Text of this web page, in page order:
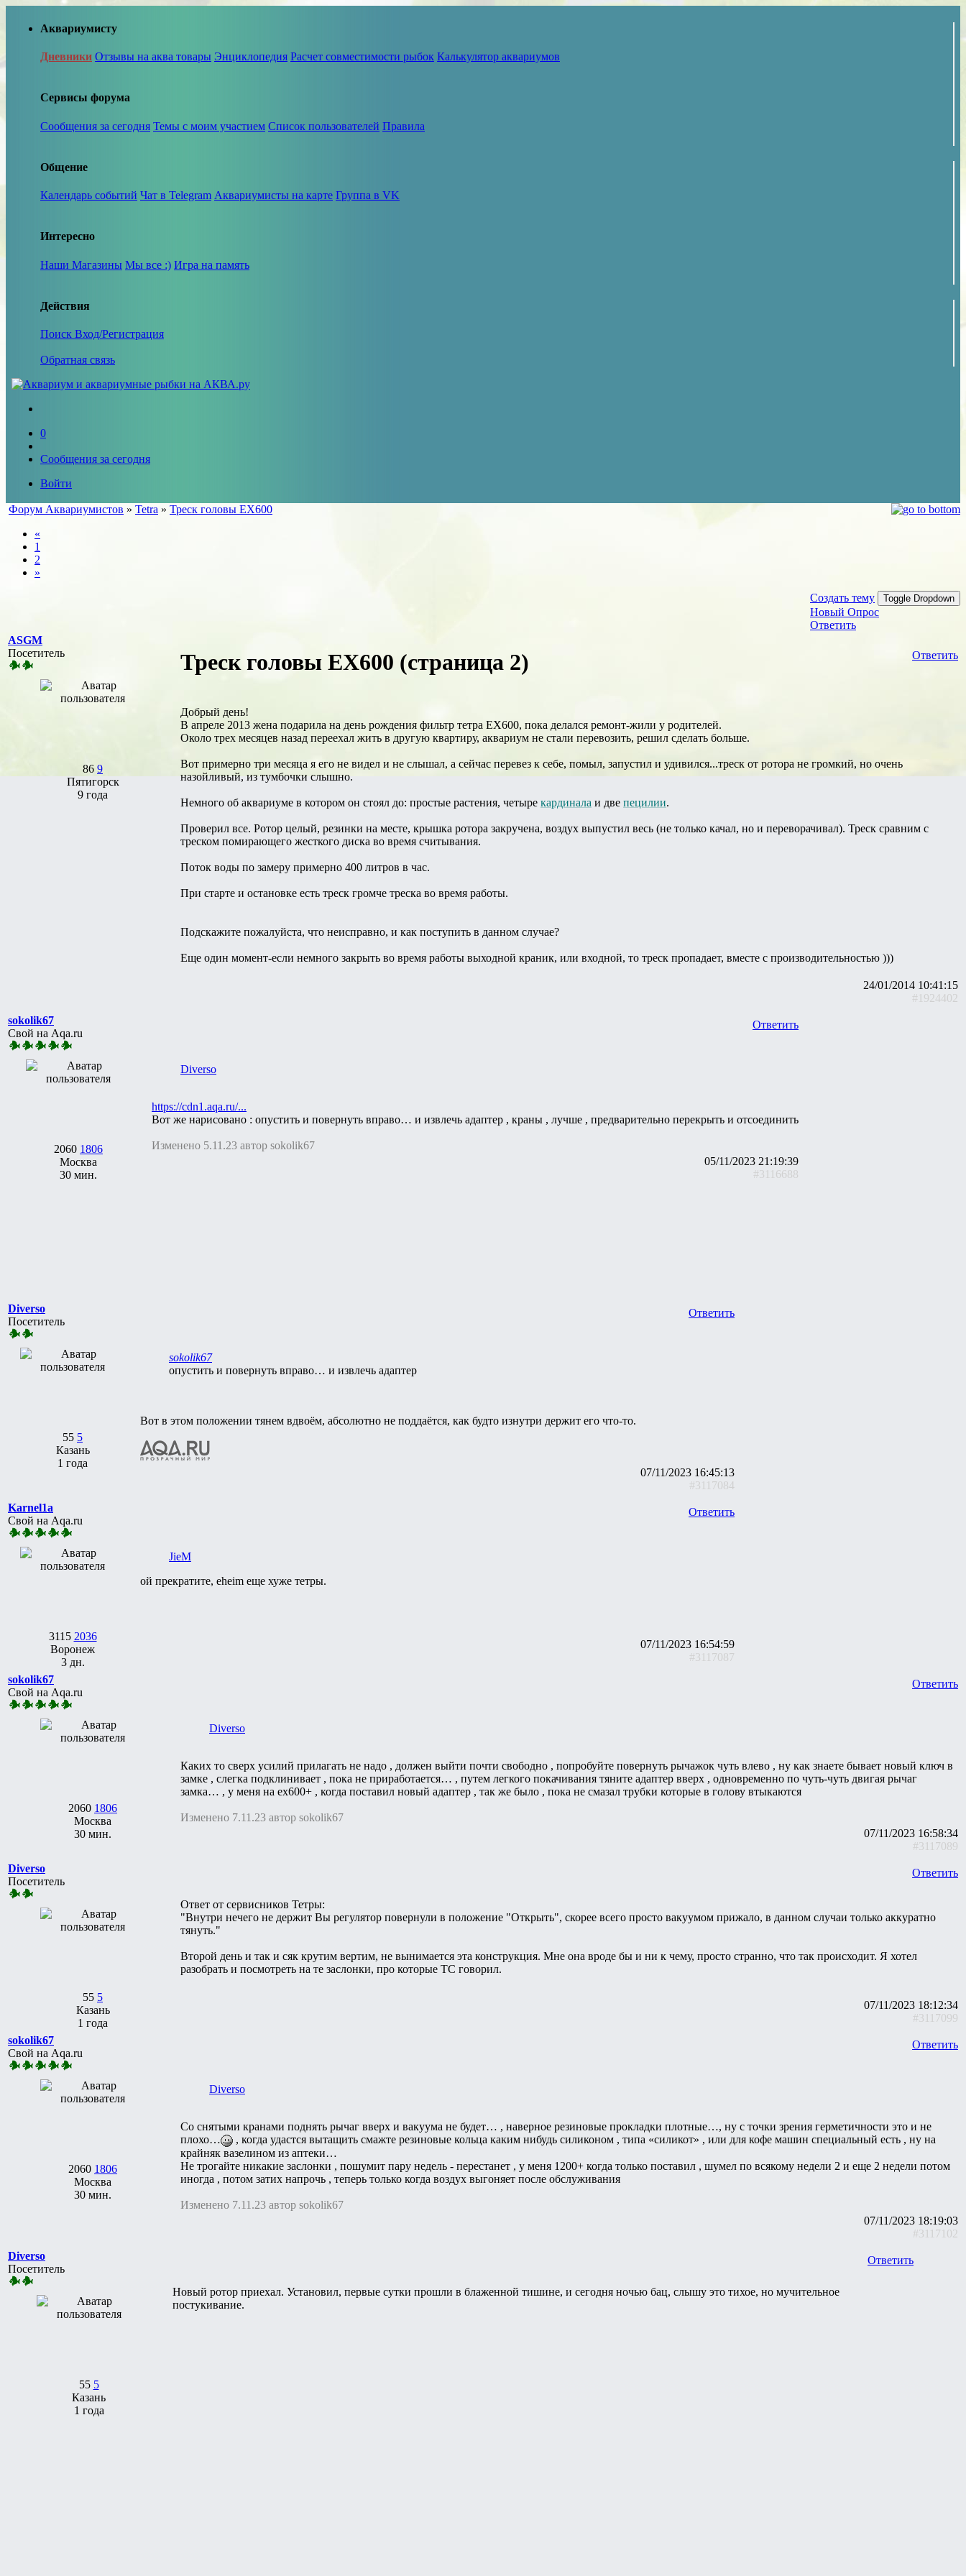
Аквариумисту
Дневники Отзывы на аква товары Энциклопедия Расчет совместимости рыбок Калькулятор аквариумов
Сервисы форума
Сообщения за сегодня Темы с моим участием Список пользователей Правила
Общение
Календарь событий Чат в Telegram Аквариумисты на карте Группа в VK
Интересно
Наши Магазины Мы все :) Игра на память
Действия
Поиск Вход/Регистрация
Обратная связь
0
Сообщения за сегодня
Войти
Форум Аквариумистов » Tetra » Треск головы EX600
«
1
2
»
Создать тему Toggle Dropdown
Новый Опрос
Ответить
ASGM
Посетитель
86 9
Пятигорск
9 года
Ответить
Треск головы EX600 (страница 2)
Добрый день!
В апреле 2013 жена подарила на день рождения фильтр тетра EX600, пока делался ремонт-жили у родителей.
Около трех месяцев назад переехал жить в другую квартиру, аквариум не стали перевозить, решил сделать больше.
Вот примерно три месяца я его не видел и не слышал, а сейчас перевез к себе, помыл, запустил и удивился...треск от ротора не громкий, но очень
назойливый, из тумбочки слышно.
Немного об аквариуме в котором он стоял до: простые растения, четыре кардинала и две пецилии.
Проверил все. Ротор целый, резинки на месте, крышка ротора закручена, воздух выпустил весь (не только качал, но и переворачивал). Треск сравним с
треском помирающего жесткого диска во время считывания.
Поток воды по замеру примерно 400 литров в час.
При старте и остановке есть треск громче треска во время работы.
Подскажите пожалуйста, что неисправно, и как поступить в данном случае?
Еще один момент-если немного закрыть во время работы выходной краник, или входной, то треск пропадает, вместе с производительностью )))
24/01/2014 10:41:15
#1924402
sokolik67
Свой на Aqa.ru
2060 1806
Москва
30 мин.
Ответить
Diverso
https://cdn1.aqa.ru/...
Вот же нарисовано : опустить и повернуть вправо… и извлечь адаптер , краны , лучше , предварительно перекрыть и отсоединить
Изменено 5.11.23 автор sokolik67
05/11/2023 21:19:39
#3116688
Diverso
Посетитель
55 5
Казань
1 года
Ответить
sokolik67
опустить и повернуть вправо… и извлечь адаптер
Вот в этом положении тянем вдвоём, абсолютно не поддаётся, как будто изнутри держит его что-то.
07/11/2023 16:45:13
#3117084
Karnel1a
Свой на Aqa.ru
3115 2036
Воронеж
3 дн.
Ответить
JieM
ой прекратите, eheim еще хуже тетры.
07/11/2023 16:54:59
#3117087
sokolik67
Свой на Aqa.ru
2060 1806
Москва
30 мин.
Ответить
Diverso
Каких то сверх усилий прилагать не надо , должен выйти почти свободно , попробуйте повернуть рычажок чуть влево , ну как знаете бывает новый ключ в
замке , слегка подклинивает , пока не приработается… , путем легкого покачивания тяните адаптер вверх , одновременно по чуть-чуть двигая рычаг
замка… , у меня на ех600+ , когда поставил новый адаптер , так же было , пока не смазал трубки которые в голову втыкаются
Изменено 7.11.23 автор sokolik67
07/11/2023 16:58:34
#3117089
Diverso
Посетитель
55 5
Казань
1 года
Ответить
Ответ от сервисников Тетры:
"Внутри нечего не держит Вы регулятор повернули в положение "Открыть", скорее всего просто вакуумом прижало, в данном случаи только аккуратно
тянуть."
Второй день и так и сяк крутим вертим, не вынимается эта конструкция. Мне она вроде бы и ни к чему, просто странно, что так происходит. Я хотел
разобрать и посмотреть на те заслонки, про которые ТС говорил.
07/11/2023 18:12:34
#3117099
sokolik67
Свой на Aqa.ru
2060 1806
Москва
30 мин.
Ответить
Diverso
Со снятыми кранами поднять рычаг вверх и вакуума не будет… , наверное резиновые прокладки плотные…, ну с точки зрения герметичности это и не
плохо…
, когда удастся вытащить смажте резиновые кольца каким нибудь силиконом , типа «силикот» , или для кофе машин специальный есть , ну на
крайняк вазелином из аптеки…
Не трогайте никакие заслонки , пошумит пару недель - перестанет , у меня 1200+ когда только поставил , шумел по всякому недели 2 и еще 2 недели потом
иногда , потом затих напрочь , теперь только когда воздух выгоняет после обслуживания
Изменено 7.11.23 автор sokolik67
07/11/2023 18:19:03
#3117102
Diverso
Посетитель
55 5
Казань
1 года
Ответить
Новый ротор приехал. Установил, первые сутки прошли в блаженной тишине, и сегодня ночью бац, слышу это тихое, но мучительное
постукивание.